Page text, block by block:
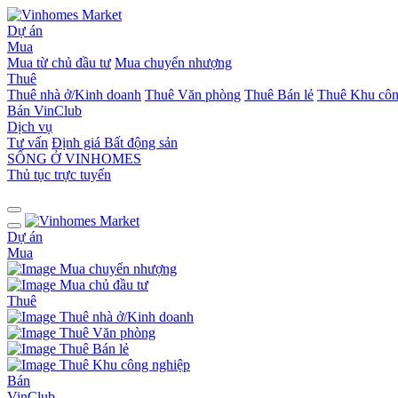
Dự án
Mua
Mua từ chủ đầu tư Mua chuyển nhượng
Thuê
Thuê nhà ở/Kinh doanh Thuê Văn phòng Thuê Bán lẻ Thuê Khu
Bán VinClub
Dịch vụ
Tư vấn Định giá Bất động sản
SỐNG Ở VINHOMES
Thủ tục trực tuyến
Dự án
Mua
Mua chuyển nhượng
Mua chủ đầu tư
Thuê
Thuê nhà ở/Kinh doanh
Thuê Văn phòng
Thuê Bán lẻ
Thuê Khu công nghiệp
Bán